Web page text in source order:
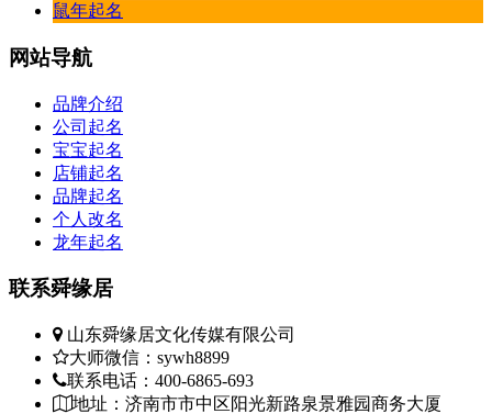
鼠年起名
网站导航
品牌介绍
公司起名
宝宝起名
店铺起名
品牌起名
个人改名
龙年起名
联系舜缘居
山东舜缘居文化传媒有限公司
大师微信：sywh8899
联系电话：400-6865-693
地址：济南市市中区阳光新路泉景雅园商务大厦